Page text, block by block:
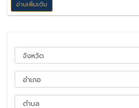
อ่านเพิ่มเติม